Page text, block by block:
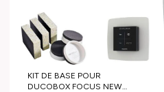
KIT DE BASE POUR
DUCOBOX FOCUS NEW